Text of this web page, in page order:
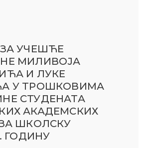
УЧЕШЋЕ
МИЛИВОЈА
И ЛУКЕ
У ТРОШКОВИМА
СТУДЕНАТА
АКАДЕМСКИХ
ШКОЛСКУ
ГОДИНУ